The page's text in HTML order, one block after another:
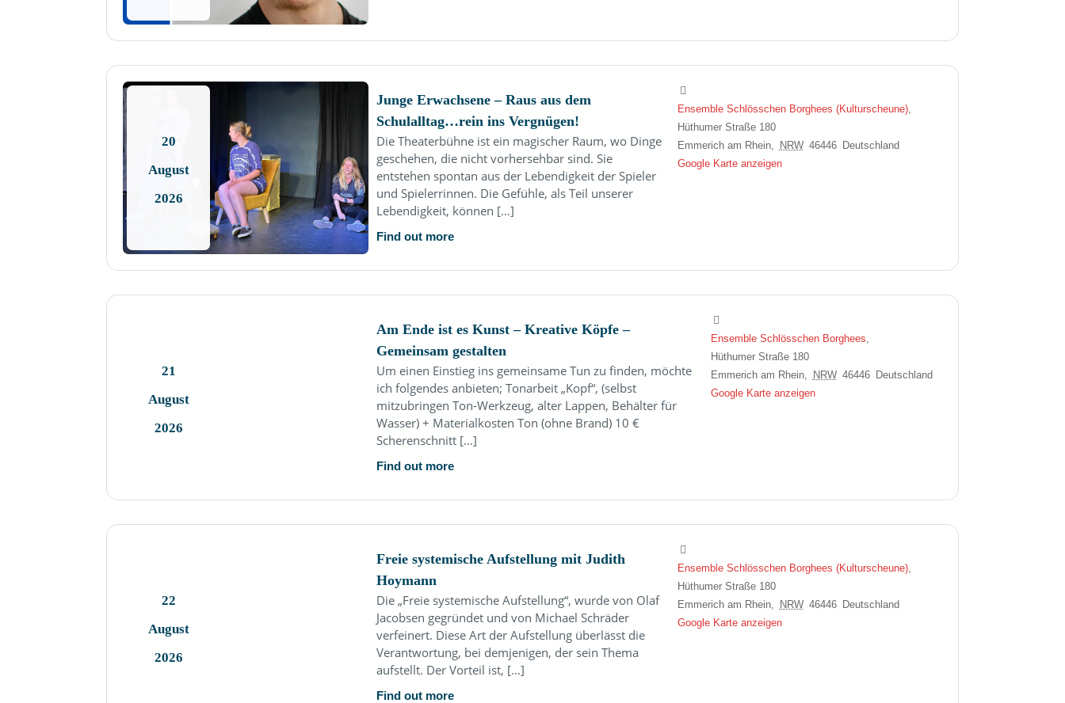
20
August
2026
Junge Erwachsene – Raus aus dem
Schulalltag…rein ins Vergnügen!
Die Theaterbühne ist ein magischer Raum, wo Dinge
geschehen, die nicht vorhersehbar sind. Sie
entstehen spontan aus der Lebendigkeit der Spieler
und Spielerrinnen. Die Gefühle, als Teil unserer
Lebendigkeit, können […]
Find out more
Ensemble Schlösschen Borghees (Kulturscheune),
Hüthumer Straße 180
Emmerich am Rhein, NRW 46446 Deutschland
Google Karte anzeigen
21
August
2026
Am Ende ist es Kunst – Kreative Köpfe –
Gemeinsam gestalten
Um einen Einstieg ins gemeinsame Tun zu finden, möchte
ich folgendes anbieten; Tonarbeit „Kopf“, (selbst
mitzubringen Ton-Werkzeug, alter Lappen, Behälter für
Wasser) + Materialkosten Ton (ohne Brand) 10 €
Scherenschnitt […]
Find out more
Ensemble Schlösschen Borghees
Hüthumer Straße 180
Emmerich am Rhein, NRW 46446 Deutschland
Google Karte anzeigen
22
August
2026
Freie systemische Aufstellung mit Judith
Hoymann
Die „Freie systemische Aufstellung“, wurde von Olaf
Jacobsen gegründet und von Michael Schräder
verfeinert. Diese Art der Aufstellung überlässt die
Verantwortung, bei demjenigen, der sein Thema
aufstellt. Der Vorteil ist, […]
Find out more
Ensemble Schlösschen Borghees (Kulturscheune),
Hüthumer Straße 180
Emmerich am Rhein, NRW 46446 Deutschland
Google Karte anzeigen